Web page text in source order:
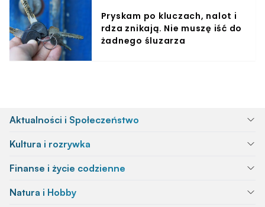
Pryskam po kluczach, nalot i
rdza znikają. Nie muszę iść do
żadnego śluzarza
Aktualności i Społeczeństwo
Kultura i rozrywka
Finanse i życie codzienne
Natura i Hobby